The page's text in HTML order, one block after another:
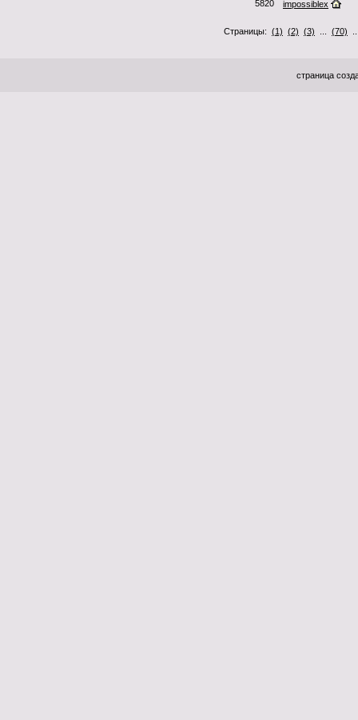
5820 impossiblex
Страницы: (1) (2) (3) (70)
страница